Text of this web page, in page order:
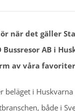
när det gäller
AB i
av våra
i
både i